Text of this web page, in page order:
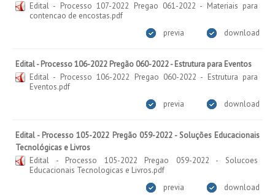
Edital - Processo 107-2022 Pregao 061-2022 - Materiais para
contencao de encostas.pdf
download
previa
Edital - Processo 106-2022 Pregão 060-2022 - Estrutura para Eventos
Edital - Processo 106-2022 Pregao 060-2022 - Estrutura para
Eventos.pdf
download
previa
Edital - Processo 105-2022 Pregão 059-2022 - Soluções Educacionais
Tecnológicas e Livros
Edital - Processo 105-2022 Pregao 059-2022 - Solucoes
Educacionais Tecnologicas e Livros.pdf
download
previa